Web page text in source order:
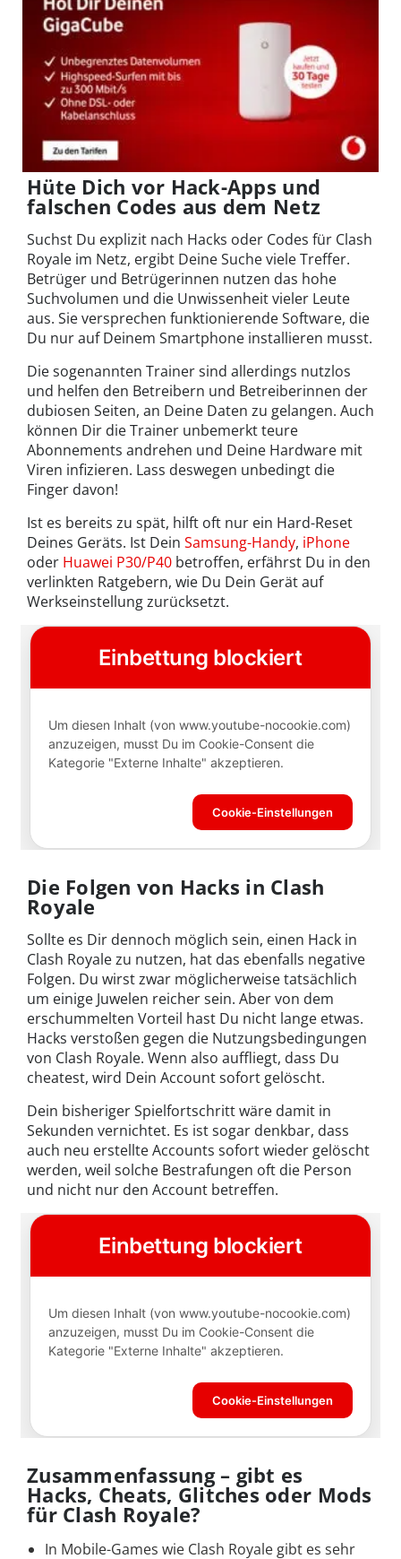
Hüte Dich vor Hack-Apps und
falschen Codes aus dem Netz
Suchst Du explizit nach Hacks oder Codes für Clash
Royale im Netz, ergibt Deine Suche viele Treffer.
Betrüger und Betrügerinnen nutzen das hohe
Suchvolumen und die Unwissenheit vieler Leute
aus. Sie versprechen funktionierende Software, die
Du nur auf Deinem Smartphone installieren musst.
Die sogenannten Trainer sind allerdings nutzlos
und helfen den Betreibern und Betreiberinnen der
dubiosen Seiten, an Deine Daten zu gelangen. Auch
können Dir die Trainer unbemerkt teure
Abonnements andrehen und Deine Hardware mit
Viren infizieren. Lass deswegen unbedingt die
Finger davon!
Ist es bereits zu spät, hilft oft nur ein Hard-Reset
Deines Geräts. Ist Dein Samsung-Handy, iPhone
oder Huawei P30/P40 betroffen, erfährst Du in den
verlinkten Ratgebern, wie Du Dein Gerät auf
Werkseinstellung zurücksetzt.
Die Folgen von Hacks in Clash
Royale
Sollte es Dir dennoch möglich sein, einen Hack in
Clash Royale zu nutzen, hat das ebenfalls negative
Folgen. Du wirst zwar möglicherweise tatsächlich
um einige Juwelen reicher sein. Aber von dem
erschummelten Vorteil hast Du nicht lange etwas.
Hacks verstoßen gegen die Nutzungsbedingungen
von Clash Royale. Wenn also auffliegt, dass Du
cheatest, wird Dein Account sofort gelöscht.
Dein bisheriger Spielfortschritt wäre damit in
Sekunden vernichtet. Es ist sogar denkbar, dass
auch neu erstellte Accounts sofort wieder gelöscht
werden, weil solche Bestrafungen oft die Person
und nicht nur den Account betreffen.
Zusammenfassung – gibt es
Hacks, Cheats, Glitches oder Mods
für Clash Royale?
In Mobile-Games wie Clash Royale gibt es sehr